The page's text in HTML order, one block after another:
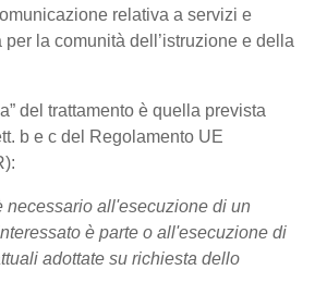
relativa a servizi e
per la comunità dell’istruzione e della
del trattamento è quella prevista
b e c del Regolamento UE
necessario all'esecuzione di un
è parte o all'esecuzione di
adottate su richiesta dello